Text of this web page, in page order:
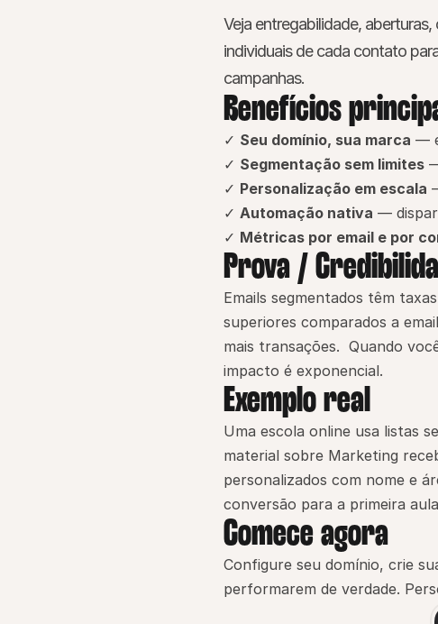
Veja entregabilidade,
individuais de cada contato
campanhas.
Benefícios
✓ Seu domínio, sua marca —
✓ Segmentação sem limites
✓ Personalização em escala
✓ Automação nativa —
✓ Métricas por email e por
Prova /
Emails segmentados têm
superiores comparados a
mais transações.  Quando
impacto é exponencial.
Exemplo real
Uma escola online usa listas
material sobre Marketing
personalizados com nome e
conversão para a primeira
Comece agora
Configure seu domínio, crie
performarem de verdade.